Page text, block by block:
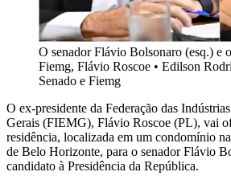
O senador Flávio Bolsonaro (esq.) e
Fiemg, Flávio Roscoe • Edilson
Senado e Fiemg
O ex-presidente da Federação das
Gerais (FIEMG), Flávio Roscoe (PL), vai
residência, localizada em um condomínio
de Belo Horizonte, para o senadorFlávio
candidato à Presidência da República.